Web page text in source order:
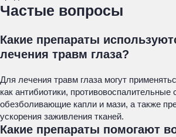
Частые вопросы
Какие препараты
лечения травм глаза?
Для лечения травм глаза могут
как антибиотики, противовоспалительные
обезболивающие капли и мази, а также
ускорения заживления тканей.
Какие препараты помогают